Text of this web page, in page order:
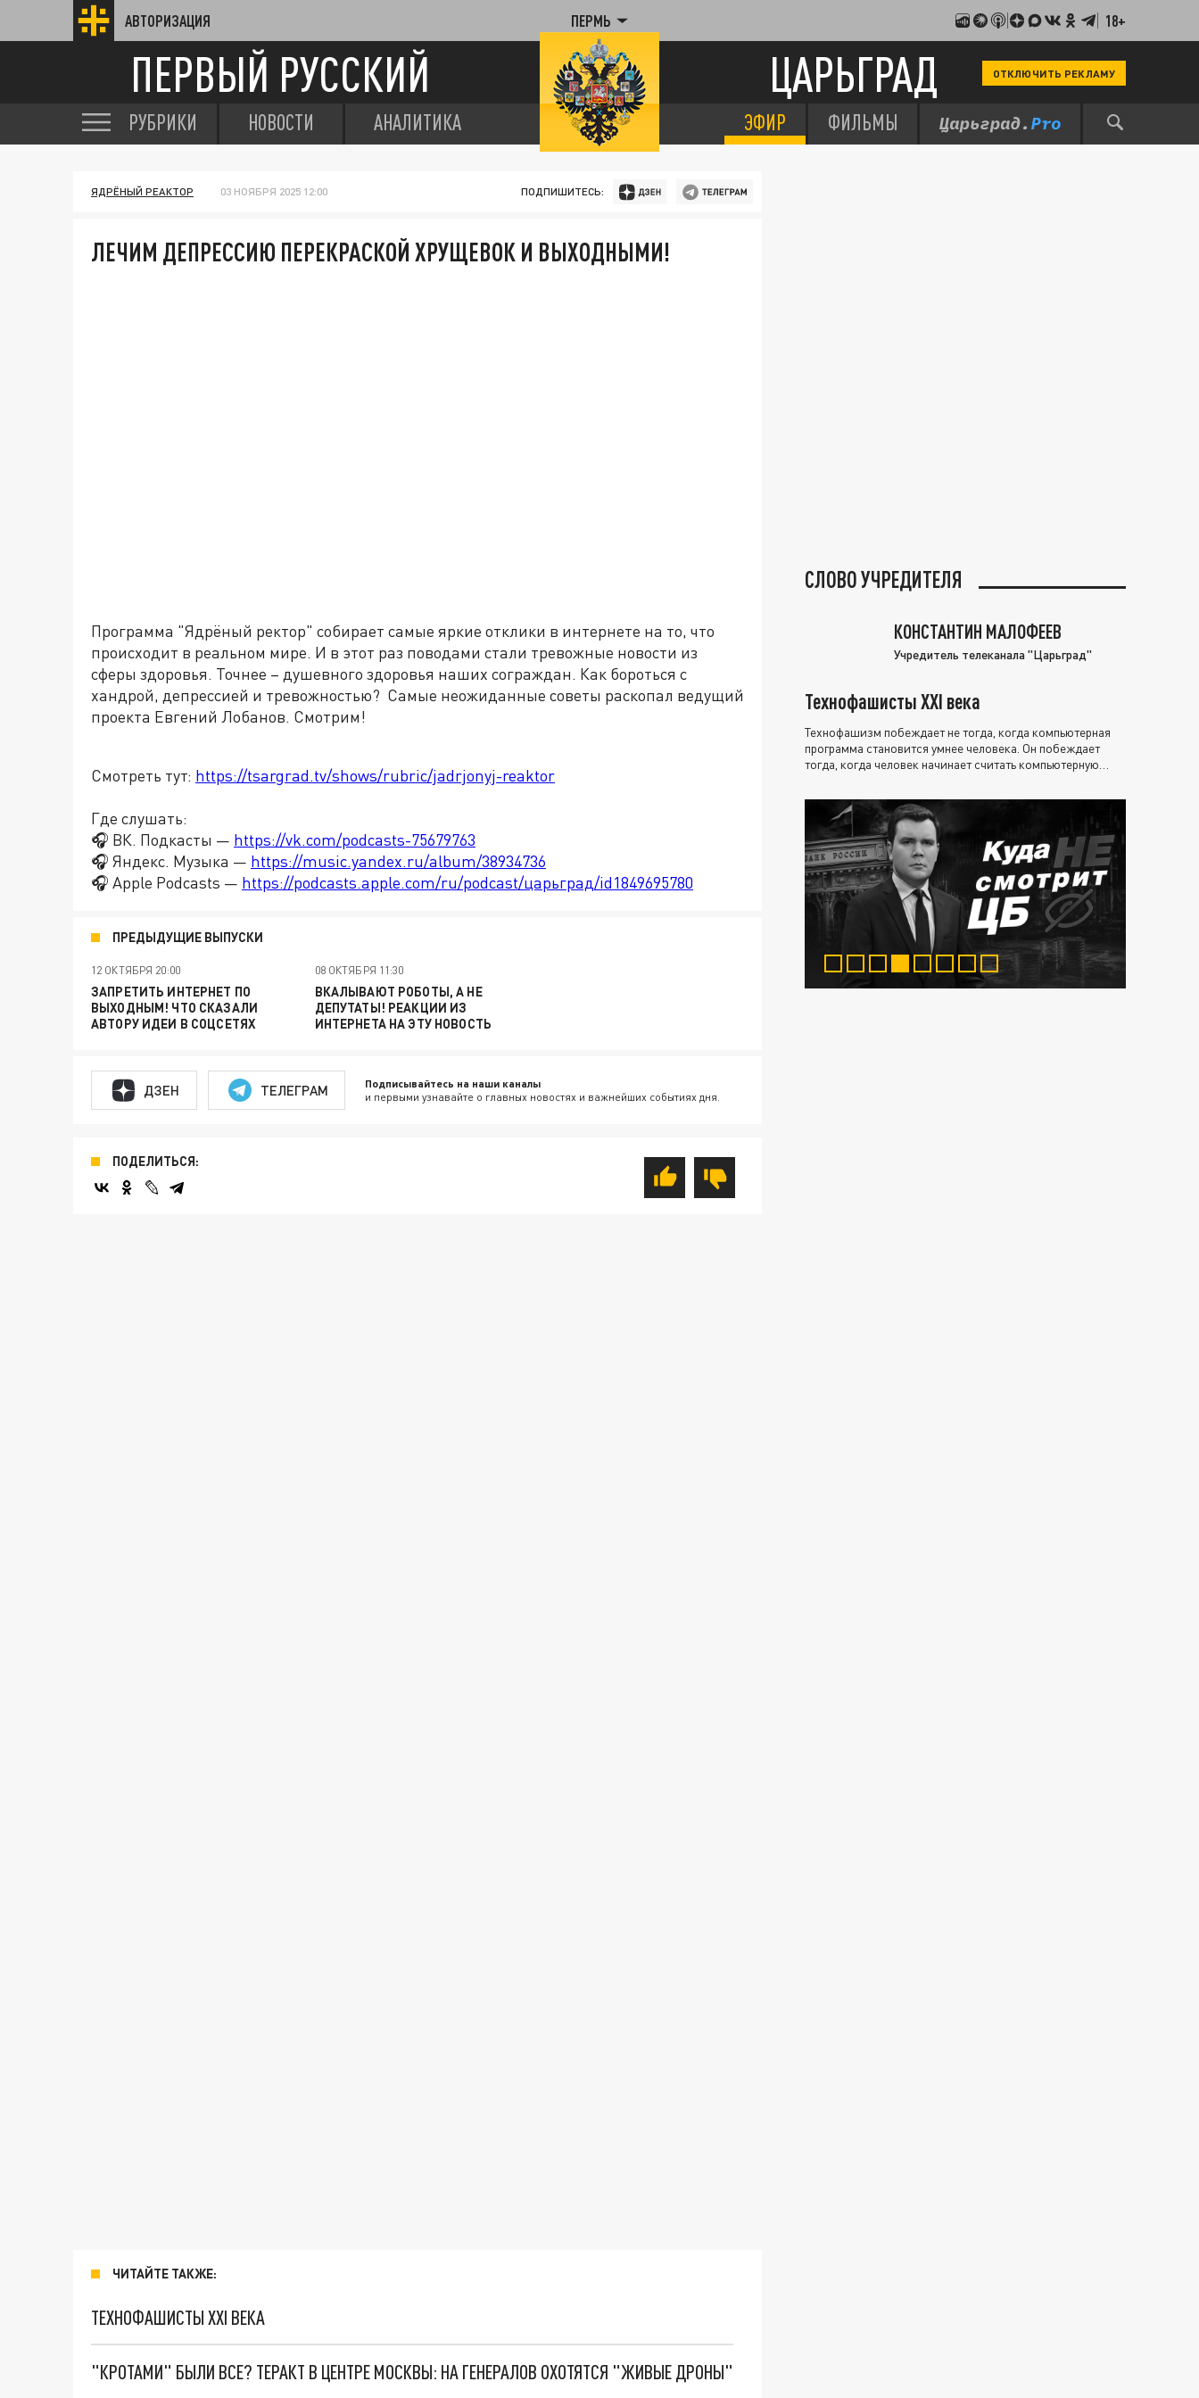
АВТОРИЗАЦИЯ ПЕРМЬ 18+
ПЕРВЫЙ РУССКИЙ ЦАРЬГРАД ОТКЛЮЧИТЬ РЕКЛАМУ
РУБРИКИ НОВОСТИ АНАЛИТИКА ЭФИР ФИЛЬМЫ
ЯДРЁНЫЙ РЕАКТОР 03 НОЯБРЯ 2025 12:00 ПОДПИШИТЕСЬ:
ЛЕЧИМ ДЕПРЕССИЮ ПЕРЕКРАСКОЙ ХРУЩЕВОК И ВЫХОДНЫМИ!
Программа "Ядрёный ректор" собирает самые яркие отклики в интернете на то, что
происходит в реальном мире. И в этот раз поводами стали тревожные новости из
сферы здоровья. Точнее – душевного здоровья наших сограждан. Как бороться с
хандрой, депрессией и тревожностью? Самые неожиданные советы раскопал ведущий
проекта Евгений Лобанов. Смотрим!
Смотреть тут: https://tsargrad.tv/shows/rubric/jadrjonyj-reaktor
Где слушать:
🎧 ВК. Подкасты — https://vk.com/podcasts-75679763
🎧 Яндекс. Музыка — https://music.yandex.ru/album/38934736
🎧 Apple Podcasts — https://podcasts.apple.com/ru/podcast/царьград/id1849695780
ПРЕДЫДУЩИЕ ВЫПУСКИ
12 ОКТЯБРЯ 20:00
ЗАПРЕТИТЬ ИНТЕРНЕТ ПО
ВЫХОДНЫМ! ЧТО СКАЗАЛИ
АВТОРУ ИДЕИ В СОЦСЕТЯХ
08 ОКТЯБРЯ 11:30
ВКАЛЫВАЮТ РОБОТЫ, А НЕ
ДЕПУТАТЫ! РЕАКЦИИ ИЗ
ИНТЕРНЕТА НА ЭТУ НОВОСТЬ
ДЗЕН ТЕЛЕГРАМ Подписывайтесь на наши каналы
и первыми узнавайте о главных новостях и важнейших событиях дня.
ПОДЕЛИТЬСЯ:
ЧИТАЙТЕ ТАКЖЕ:
ТЕХНОФАШИСТЫ XXI ВЕКА
"КРОТАМИ" БЫЛИ ВСЕ? ТЕРАКТ В ЦЕНТРЕ МОСКВЫ: НА ГЕНЕРАЛОВ ОХОТЯТСЯ "ЖИВЫЕ ДРОНЫ"
СЛОВО УЧРЕДИТЕЛЯ
КОНСТАНТИН МАЛОФЕЕВ
Учредитель телеканала "Царьград"
Технофашисты XXI века
Технофашизм побеждает не тогда, когда компьютерная
программа становится умнее человека. Он побеждает
тогда, когда человек начинает считать компьютерную